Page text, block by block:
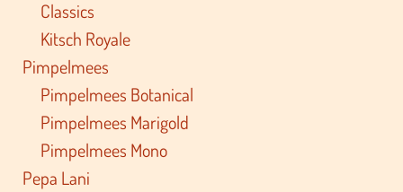
Classics
Kitsch Royale
Pimpelmees
Pimpelmees Botanical
Pimpelmees Marigold
Pimpelmees Mono
Pepa Lani